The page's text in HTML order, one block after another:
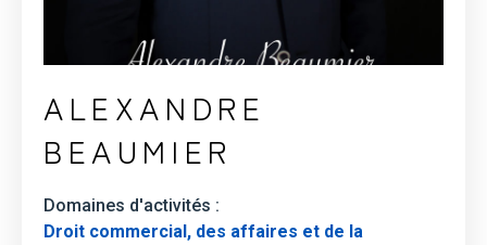
ALEXANDRE
BEAUMIER
Domaines d'activités :
Droit commercial, des affaires et de la